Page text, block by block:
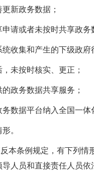
新政务数据；
申请或者未按时共享政
统收集和产生的下级政
未按时核实、更正；
政务数据共享服务；
务数据平台纳入全国一
。
本条例规定，有下列情
人员和直接责任人员依